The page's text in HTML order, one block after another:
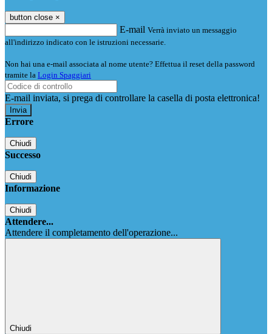
button close ×
E-mail Verrà inviato un messaggio
all'indirizzo indicato con le istruzioni necessarie.
Non hai una e-mail associata al nome utente? Effettua il reset della password
tramite la Login Spaggiari
E-mail inviata, si prega di controllare la casella di posta elettronica!
Errore
Chiudi
Successo
Chiudi
Informazione
Chiudi
Attendere...
Attendere il completamento dell'operazione...
Chiudi